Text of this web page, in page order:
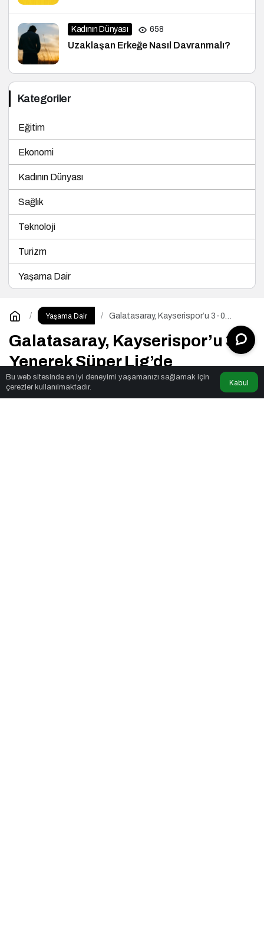
Kadının Dünyası 658
Uzaklaşan Erkeğe Nasıl Davranmalı?
Kategoriler
Eğitim
Ekonomi
Kadının Dünyası
Sağlık
Teknoloji
Turizm
Yaşama Dair
Yaşama Dair
Galatasaray, Kayserispor’u 3-0
Şampiyonluğunu İlan Etti
Galatasaray, Kayserispor’u 3-0
Yenerek Süper Lig’de
Şampiyonluğunu İlan Etti
Bu web sitesinde en iyi deneyimi yaşamanızı sağlamak için
çerezler kullanılmaktadır.
Kabul